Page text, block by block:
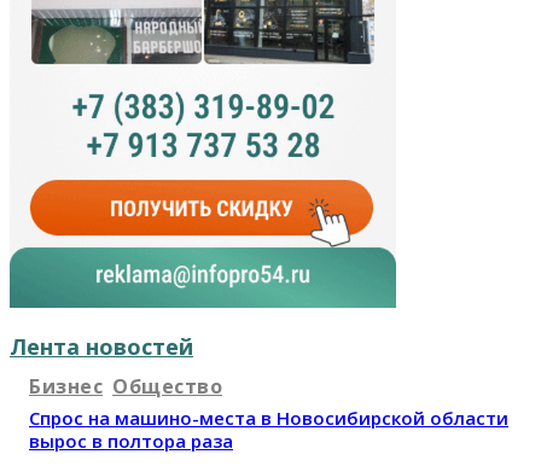
Лента новостей
Бизнес Общество
Спрос на машино-места в Новосибирской области
вырос в полтора раза